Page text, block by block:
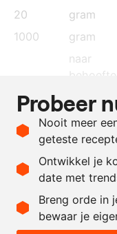
20
gram
1000
gram
naar
behoefte
naar
behoefte
naar
Recept
-
Probeer
Nooit meer
geteste
Ontwikkel je
date met
Breng orde in
bewaar je